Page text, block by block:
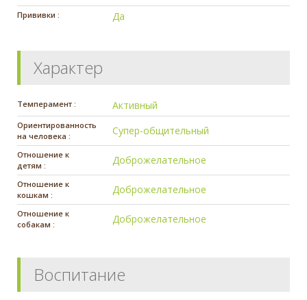
Прививки : Да
Характер
Темперамент : Активный
Ориентированность
на человека :
Супер-общительный
Отношение к
детям :
Доброжелательное
Отношение к
кошкам :
Доброжелательное
Отношение к
собакам :
Доброжелательное
Воспитание